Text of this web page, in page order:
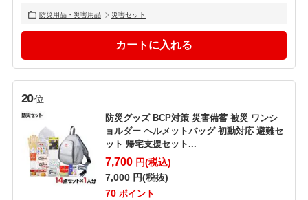
防災用品・災害用品 災害セット
20位
防災グッズ BCP対策 災害備蓄 被災 ワンシ
ョルダー ヘルメットバッグ 初動対応 避難セ
ット 帰宅支援セット...
7,700円(税込)
7,000円(税抜)
70 ポイント